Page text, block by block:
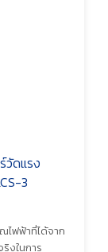
วัดแรง
3
ฟฟ้าที่ได้จาก
งในการ